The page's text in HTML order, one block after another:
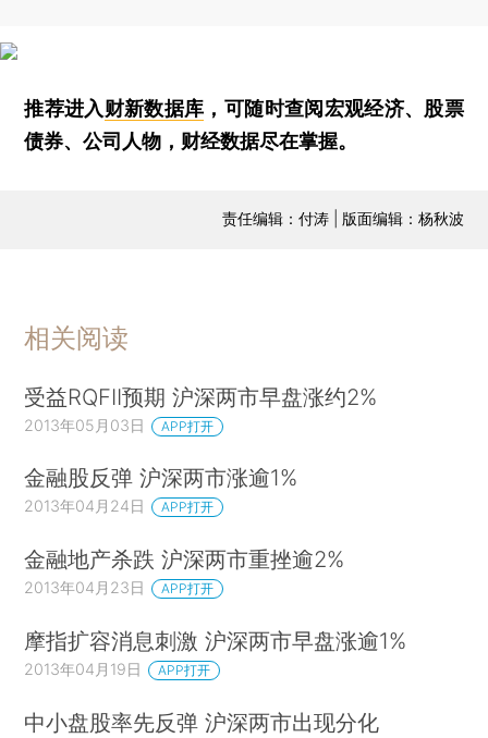
推荐进入财新数据库 ，可随时查阅宏观经济、股票
债券、公司人物，财经数据尽在掌握。
责任编辑：付涛 | 版面编辑：杨秋波
相关阅读
受益RQFII预期 沪深两市早盘涨约2%
2013年05月03日 APP打开
金融股反弹 沪深两市涨逾1%
2013年04月24日 APP打开
金融地产杀跌 沪深两市重挫逾2%
2013年04月23日 APP打开
摩指扩容消息刺激 沪深两市早盘涨逾1%
2013年04月19日 APP打开
中小盘股率先反弹 沪深两市出现分化